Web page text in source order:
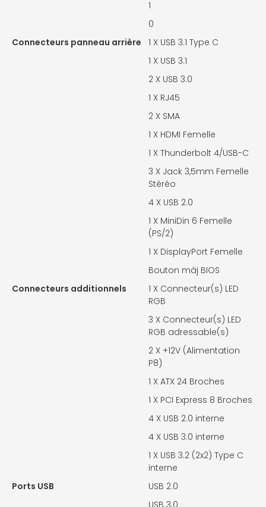
1
0
Connecteurs panneau arrière
1 X USB 3.1 Type C
1 X USB 3.1
2 X USB 3.0
1 X RJ45
2 X SMA
1 X HDMI Femelle
1 X Thunderbolt 4/USB-C
3 X Jack 3,5mm Femelle
Stéréo
4 X USB 2.0
1 X MiniDin 6 Femelle
(PS/2)
1 X DisplayPort Femelle
Bouton màj BIOS
Connecteurs additionnels
1 X Connecteur(s) LED
RGB
3 X Connecteur(s) LED
RGB adressable(s)
2 X +12V (Alimentation
P8)
1 X ATX 24 Broches
1 X PCI Express 8 Broches
4 X USB 2.0 interne
4 X USB 3.0 interne
1 X USB 3.2 (2x2) Type C
interne
Ports USB
USB 2.0